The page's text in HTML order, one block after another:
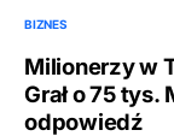
BIZNES
Milionerzy w
Grał o 75 tys.
odpowiedź